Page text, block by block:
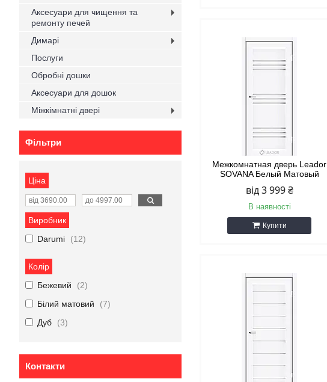
Межкомнатная дверь Leador
SOVANA Белый Матовый
від 3 999 ₴
В наявності
Купити
Аксесуари для чищення та
ремонту печей
Димарі
Послуги
Обробні дошки
Аксесуари для дошок
Міжкімнатні двері
Фільтри
Ціна
Виробник
Darumi
12
Колір
Бежевий
2
Білий матовий
7
Дуб
3
Контакти